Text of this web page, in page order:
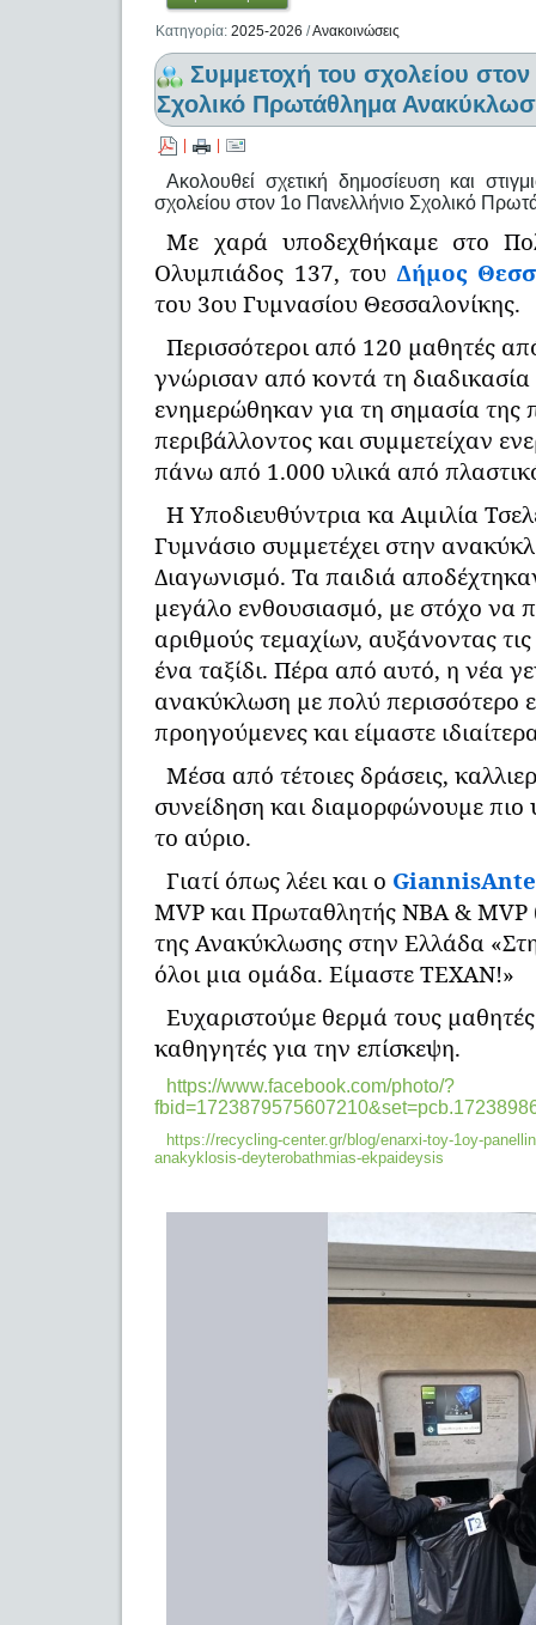
Κατηγορία:2025-2026 /Ανακοινώσεις
Συμμετοχή του σχολείου
Σχολικό Πρωτάθλημα
Ακολουθεί σχετική δημοσίευση και
σχολείου στον 1ο Πανελλήνιο Σχολικό
Με χαρά υποδεχθήκαμε στο
Ολυμπιάδος 137, του Δήμος
του 3ου Γυμνασίου Θεσσαλονίκης.
Περισσότεροι από 120 μαθητές
γνώρισαν από κοντά τη
ενημερώθηκαν για τη σημασία της
περιβάλλοντος και συμμετείχαν
πάνω από 1.000 υλικά από
Η Υποδιευθύντρια κα Αιμιλία
Γυμνάσιο συμμετέχει στην
Διαγωνισμό. Τα παιδιά
μεγάλο ενθουσιασμό, με στόχο να
αριθμούς τεμαχίων, αυξάνοντας
ένα ταξίδι. Πέρα από αυτό, η νέα
ανακύκλωση με πολύ περισσότερο
προηγούμενες και είμαστε
Μέσα από τέτοιες δράσεις,
συνείδηση και διαμορφώνουμε πιο
το αύριο.
Γιατί όπως λέει και ο
MVP και Πρωταθλητής ΝΒΑ &
της Ανακύκλωσης στην Ελλάδα
όλοι μια ομάδα. Είμαστε ΤΕΧΑΝ!»
Ευχαριστούμε θερμά τους
καθηγητές για την επίσκεψη.
https://www.facebook.com/photo/?
https://recycling-center.gr/blog/enarxi-toy-1oy-
anakyklosis-deyterobathmias-ekpaideysis